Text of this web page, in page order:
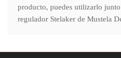
producto, puedes utilizarlo
regulador Stelaker de Mustela